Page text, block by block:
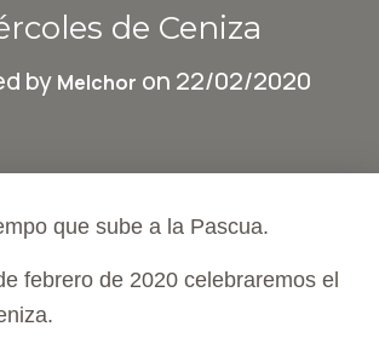
N
I
de Ceniza
by Melchor on 22/02/2020
que sube a la Pascua.
febrero de 2020 celebraremos el